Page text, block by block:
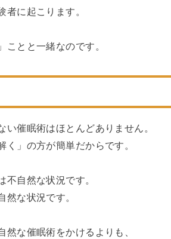
に起こります。
とと一緒なのです。
催眠術はほとんどありません。
」の方が簡単だからです。
自然な状況です。
な状況です。
な催眠術をかけるよりも、